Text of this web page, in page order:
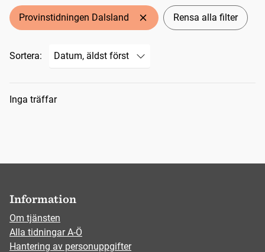
Provinstidningen Dalsland Rensa alla filter
Sortera:
Sökresultat
Inga träffar
Information
Om tjänsten
Alla tidningar A-Ö
Hantering av personuppgifter